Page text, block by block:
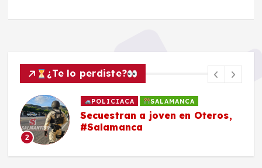
¿Te lo perdiste?
2
POLICIACA SALAMANCA
Secuestran a joven en Oteros,
#Salamanca